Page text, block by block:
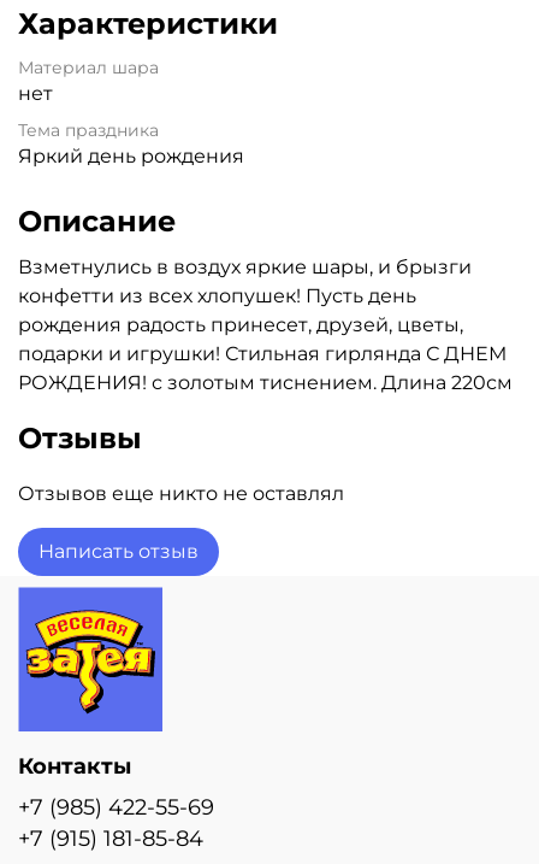
Характеристики
Материал шара
нет
Тема праздника
Яркий день рождения
Описание
Взметнулись в воздух яркие шары, и брызги
конфетти из всех хлопушек! Пусть день
рождения радость принесет, друзей, цветы,
подарки и игрушки! Стильная гирлянда С ДНЕМ
РОЖДЕНИЯ! с золотым тиснением. Длина 220см
Отзывы
Отзывов еще никто не оставлял
Написать отзыв
Контакты
+7 (985) 422-55-69
+7 (915) 181-85-84